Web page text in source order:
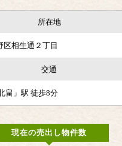
所在地
区相生通２丁目
交通
畠」駅 徒歩8分
現在の売出し物件数